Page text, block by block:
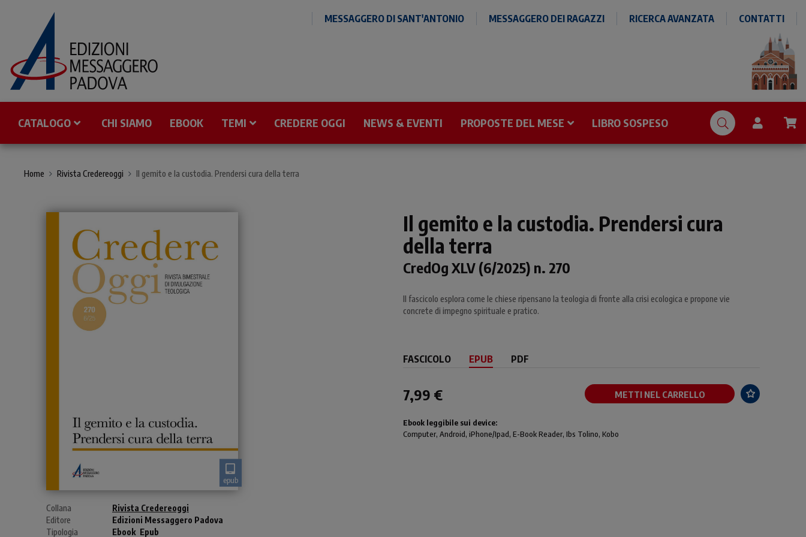
MESSAGGERO DI SANT'ANTONIO MESSAGGERO DEI RAGAZZI RICERCA AVANZATA CONTATTI
CATALOGO CHI SIAMO EBOOK TEMI CREDERE OGGI NEWS & EVENTI PROPOSTE DEL MESE LIBRO SOSPESO
Home Rivista Credereoggi Il gemito e la custodia. Prendersi cura della terra
epub
Collana
Rivista Credereoggi
Editore
Edizioni Messaggero Padova
Tipologia
Ebook Epub
Il gemito e la custodia. Prendersi cura
della terra
CredOg XLV (6/2025) n. 270
Il fascicolo esplora come le chiese ripensano la teologia di fronte alla crisi ecologica e propone vie
concrete di impegno spirituale e pratico.
FASCICOLO EPUB PDF
7,99 € METTI NEL CARRELLO
Ebook leggibile sui device:
Computer, Android, iPhone/Ipad, E-Book Reader, Ibs Tolino, Kobo